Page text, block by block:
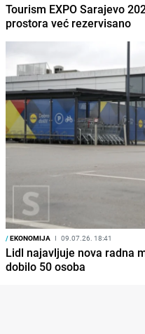
Tourism EXPO Sarajevo
prostora već rezervisano
/EKONOMIJA I 09.07.26. 18:41
Lidl najavljuje nova radna
dobilo 50 osoba